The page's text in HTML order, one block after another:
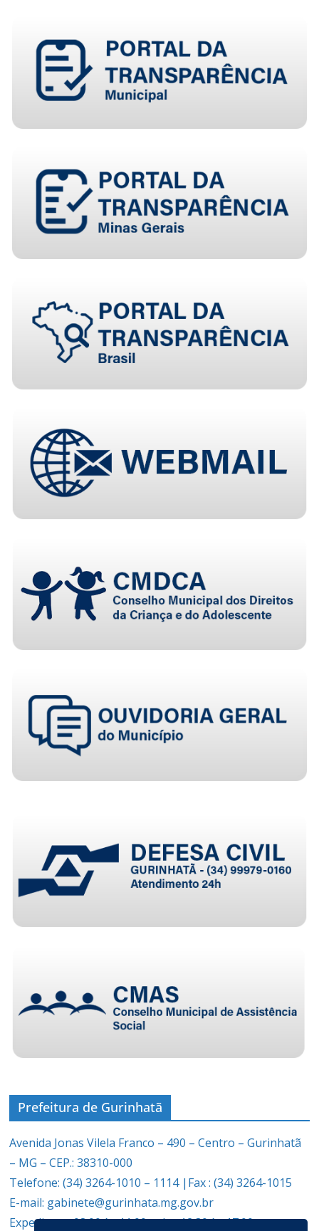
Prefeitura de Gurinhatã
Avenida Jonas Vilela Franco – 490 – Centro – Gurinhatã
– MG – CEP.: 38310-000
Telefone: (34) 3264-1010 – 1114 |Fax : (34) 3264-1015
E-mail: gabinete@gurinhata.mg.gov.br
Expediente: 08:00 às 11:00 e das 12:30 às 17:00